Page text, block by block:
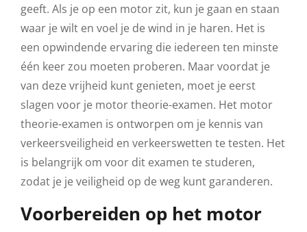
geeft. Als je op een motor zit, kun je gaan en staan
waar je wilt en voel je de wind in je haren. Het is
een opwindende ervaring die iedereen ten minste
één keer zou moeten proberen. Maar voordat je
van deze vrijheid kunt genieten, moet je eerst
slagen voor je motor theorie-examen. Het motor
theorie-examen is ontworpen om je kennis van
verkeersveiligheid en verkeerswetten te testen. Het
is belangrijk om voor dit examen te studeren,
zodat je je veiligheid op de weg kunt garanderen.
Voorbereiden op het motor